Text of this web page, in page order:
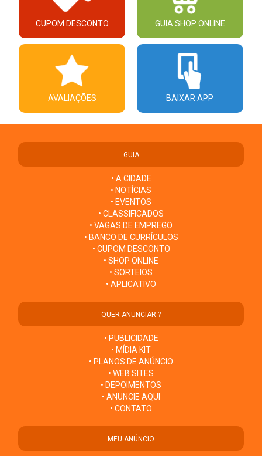
CUPOM DESCONTO GUIA SHOP ONLINE
AVALIAÇÕES BAIXAR APP
GUIA
• A CIDADE
• NOTÍCIAS
• EVENTOS
• CLASSIFICADOS
• VAGAS DE EMPREGO
• BANCO DE CURRÍCULOS
• CUPOM DESCONTO
• SHOP ONLINE
• SORTEIOS
• APLICATIVO
QUER ANUNCIAR ?
• PUBLICIDADE
• MÍDIA KIT
• PLANOS DE ANÚNCIO
• WEB SITES
• DEPOIMENTOS
• ANUNCIE AQUI
• CONTATO
MEU ANÚNCIO